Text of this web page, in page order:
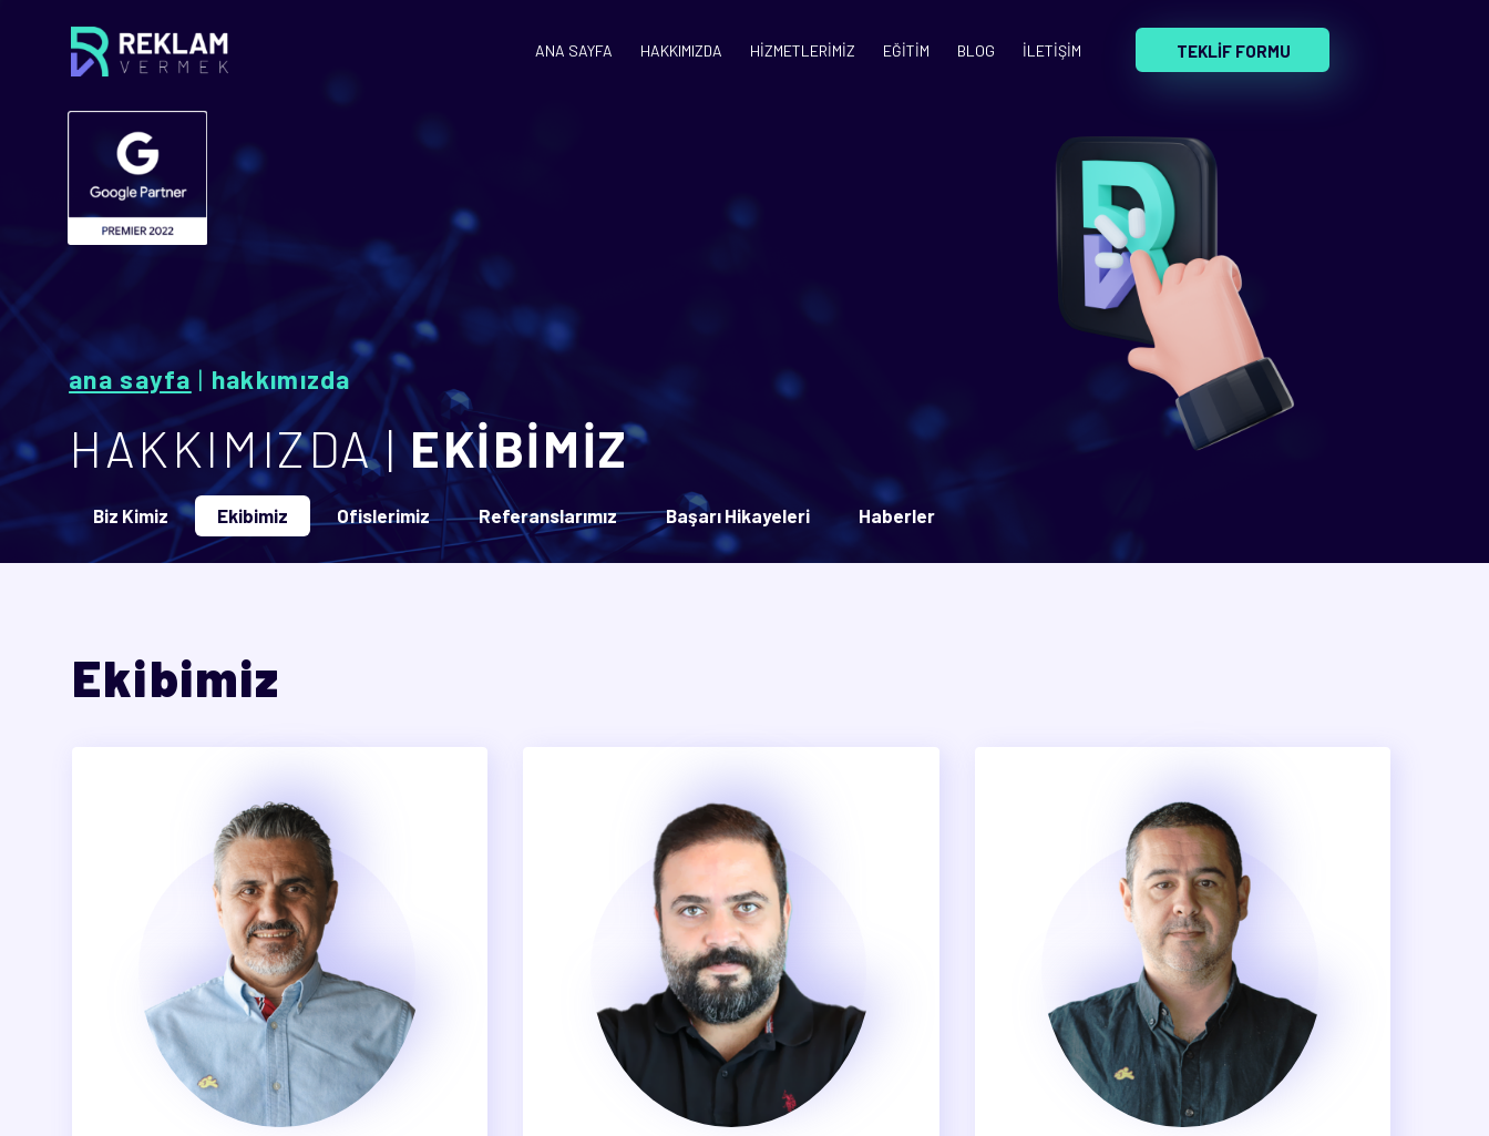
ANA SAYFA HAKKIMIZDA HİZMETLERİMİZ EĞİTİM BLOG İLETİŞİM TEKLİF FORMU
ana sayfa | hakkımızda
HAKKIMIZDA |EKİBİMİZ
Biz Kimiz Ekibimiz Ofislerimiz Referanslarımız Başarı Hikayeleri Haberler
Ekibimiz